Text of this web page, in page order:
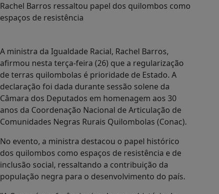
Rachel Barros ressaltou papel dos quilombos como
espaços de resistência
A ministra da Igualdade Racial, Rachel Barros,
afirmou nesta terça-feira (26) que a regularização
de terras quilombolas é prioridade de Estado. A
declaração foi dada durante sessão solene da
Câmara dos Deputados em homenagem aos 30
anos da Coordenação Nacional de Articulação de
Comunidades Negras Rurais Quilombolas (Conac).
No evento, a ministra destacou o papel histórico
dos quilombos como espaços de resistência e de
inclusão social, ressaltando a contribuição da
população negra para o desenvolvimento do país.